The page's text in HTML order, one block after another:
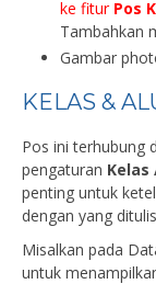
ke fitur Pos
Tambahkan
Gambar
KELAS &
Pos ini terhubung
pengaturan Kelas
penting untuk
dengan yang
Misalkan pada
untuk